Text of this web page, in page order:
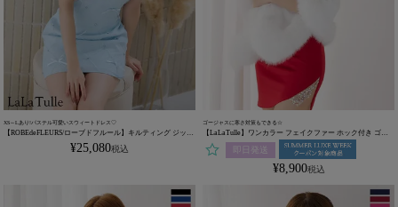
XS～Lあり!パステル可愛いスウィートドレス♡
【ROBEdeFLEURS/ローブドフルール】キルティング ジップ
デザイン バストカット ミニリボン ノースリーブ タイトミニ
¥25,080税込
ゴージャスに寒さ対策もできる☆
【LaLaTulle】ワンカラー フェイクファー ホック付き ゴー
ジャス 大判 ショール
即日発送
¥8,900税込